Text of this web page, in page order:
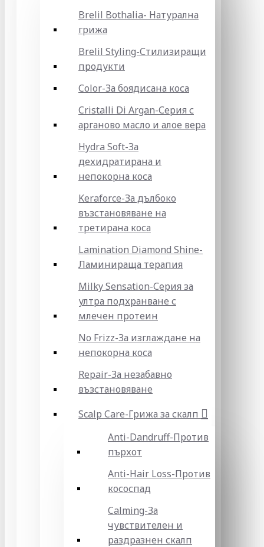
Brelil Bothalia- Натурална
грижа
Brelil Styling-Стилизиращи
продукти
Color-За боядисана коса
Cristalli Di Argan-Серия с
арганово масло и алое вера
Hydra Soft-За
дехидратирана и
непокорна коса
Keraforce-За дълбоко
възстановяване на
третирана коса
Lamination Diamond Shine-
Ламинираща терапия
Milky Sensation-Серия за
ултра подхранване с
млечен протеин
No Frizz-За изглаждане на
непокорна коса
Repair-За незабавно
възстановяване
Scalp Care-Грижа за скалп
Anti-Dandruff-Против
пърхот
Anti-Hair Loss-Против
кососпад
Calming-За
чувствителен и
раздразнен скалп